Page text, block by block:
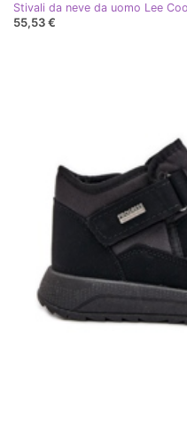
Stivali da neve da uomo Lee
55,53 €